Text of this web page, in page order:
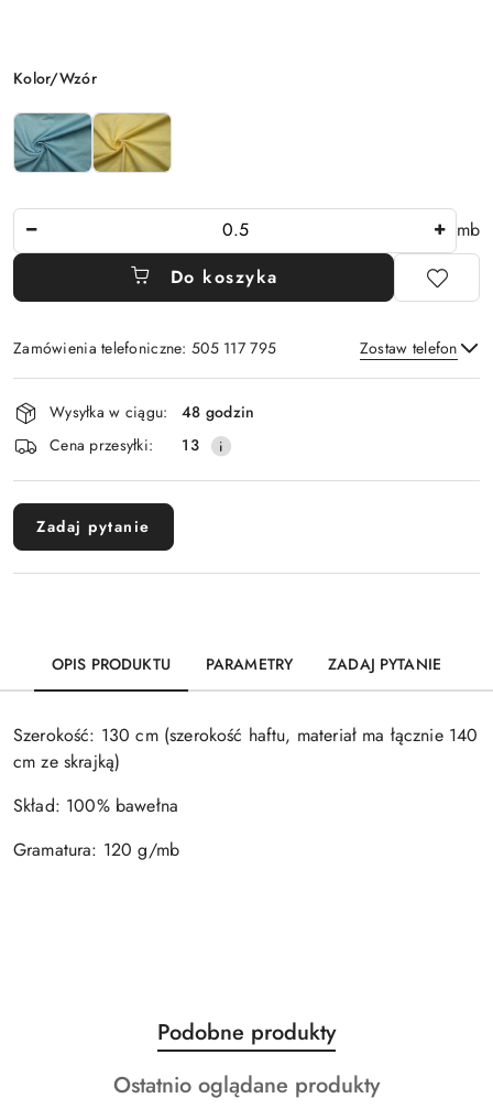
Wariant
Kolor/Wzór
mb
Do koszyka
Zamówienia telefoniczne: 505 117 795 Zostaw telefon
Wyślij
Dostępność
i
dostawa
Wysyłka w ciągu:
48 godzin
Cena przesyłki:
13
Zadaj pytanie
OPIS PRODUKTU PARAMETRY ZADAJ PYTANIE
Szerokość: 130 cm (szerokość haftu, materiał ma łącznie 140
cm ze skrajką)
Skład: 100% bawełna
Gramatura: 120 g/mb
Pomiń karuzelę produktów
Produkty
o
statusie:
Podobne produkty
Produkty
Ostatnio oglądane produkty